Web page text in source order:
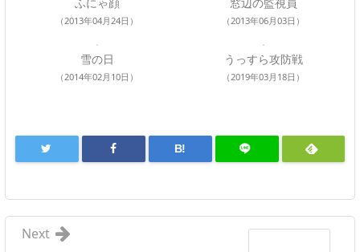
（2013年04月24日） （2013年06月03日）
雪の日
（2014年02月10日）
うっすら攻防戦
（2019年03月18日）
B!
Next